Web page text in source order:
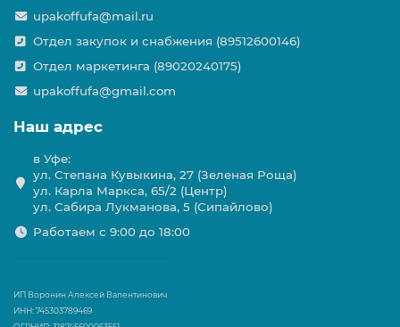
upakoffufa@mail.ru
Отдел закупок и снабжения (89512600146)
Отдел маркетинга (89020240175)
upakoffufa@gmail.com
Наш адрес
в Уфе:
ул. Степана Кувыкина, 27 (Зеленая Роща)
ул. Карла Маркса, 65/2 (Центр)
ул. Сабира Лукманова, 5 (Сипайлово)
Работаем с 9:00 до 18:00
ИП Воронин Алексей Валентинович
ИНН: 745303789469